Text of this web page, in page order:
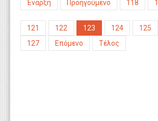
Έναρξη Προηγούμενο 118
121
122 123 124 125
127
Επόμενο Τέλος